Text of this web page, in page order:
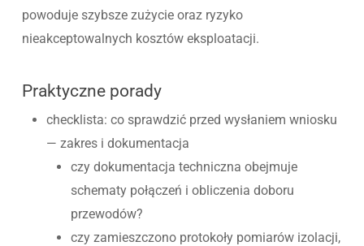
powoduje szybsze zużycie oraz ryzyko
nieakceptowalnych kosztów eksploatacji.
Praktyczne porady
checklista: co sprawdzić przed wysłaniem wniosku
— zakres i dokumentacja
czy dokumentacja techniczna obejmuje
schematy połączeń i obliczenia doboru
przewodów?
czy zamieszczono protokoły pomiarów izolacji,